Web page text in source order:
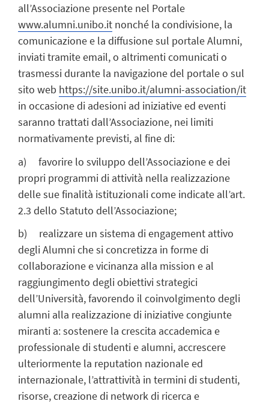
all’Associazione presente nel Portale
www.alumni.unibo.it nonché la condivisione, la
comunicazione e la diffusione sul portale Alumni,
inviati tramite email, o altrimenti comunicati o
trasmessi durante la navigazione del portale o sul
sito web https://site.unibo.it/alumni-association/it
in occasione di adesioni ad iniziative ed eventi
saranno trattati dall’Associazione, nei limiti
normativamente previsti, al fine di:
a) favorire lo sviluppo dell’Associazione e dei
propri programmi di attività nella realizzazione
delle sue finalità istituzionali come indicate all’art.
2.3 dello Statuto dell’Associazione;
b) realizzare un sistema di engagement attivo
degli Alumni che si concretizza in forme di
collaborazione e vicinanza alla mission e al
raggiungimento degli obiettivi strategici
dell’Università, favorendo il coinvolgimento degli
alumni alla realizzazione di iniziative congiunte
miranti a: sostenere la crescita accademica e
professionale di studenti e alumni, accrescere
ulteriormente la reputation nazionale ed
internazionale, l’attrattività in termini di studenti,
risorse, creazione di network di ricerca e